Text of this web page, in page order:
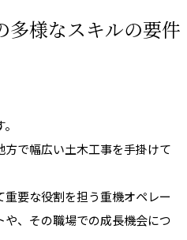
多様なスキルの要件
で幅広い土木工事を手掛けて
要な役割を担う重機オペレー
、その職場での成長機会につ